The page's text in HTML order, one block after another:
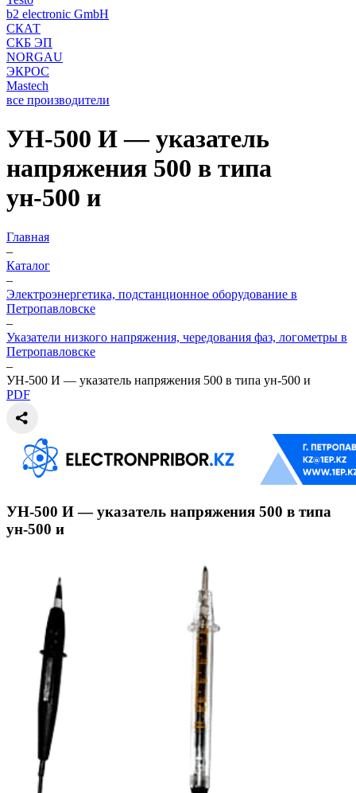
b2 electronic GmbH
СКАТ
СКБ ЭП
NORGAU
ЭКРОС
Mastech
все производители
УН-500 И — указатель
напряжения 500 в типа
ун-500 и
Главная
–
Каталог
–
Электроэнергетика, подстанционное оборудование в
Петропавловске
–
Указатели низкого напряжения, чередования фаз, логометры в
Петропавловске
–
УН-500 И — указатель напряжения 500 в типа ун-500 и
PDF
УН-500 И — указатель напряжения 500 в типа
ун-500 и